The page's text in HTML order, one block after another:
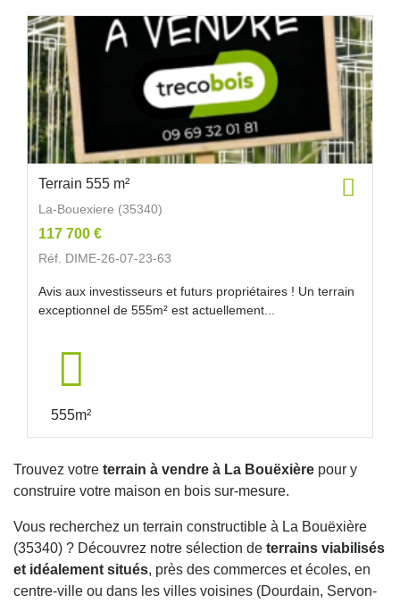
Terrain 555 m²
La-Bouexiere (35340)
117 700 €
Réf. DIME-26-07-23-63
Avis aux investisseurs et futurs propriétaires ! Un terrain
exceptionnel de 555m² est actuellement...
555m²
Trouvez votre terrain à vendre à La Bouëxière pour y
construire votre maison en bois sur-mesure.
Vous recherchez un terrain constructible à La Bouëxière
(35340) ? Découvrez notre sélection de terrains viabilisés
et idéalement situés, près des commerces et écoles, en
centre-ville ou dans les villes voisines (Dourdain, Servon-